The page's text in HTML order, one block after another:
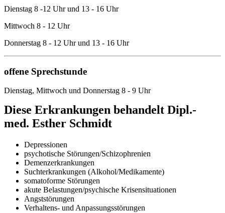
Dienstag 8 -12 Uhr und 13 - 16 Uhr
Mittwoch 8 - 12 Uhr
Donnerstag 8 - 12 Uhr und 13 - 16 Uhr
offene Sprechstunde
Dienstag, Mittwoch und Donnerstag 8 - 9 Uhr
Diese Erkrankungen behandelt Dipl.-
med. Esther Schmidt
Depressionen
psychotische Störungen/Schizophrenien
Demenzerkrankungen
Suchterkrankungen (Alkohol/Medikamente)
somatoforme Störungen
akute Belastungen/psychische Krisensituationen
Angststörungen
Verhaltens- und Anpassungsstörungen